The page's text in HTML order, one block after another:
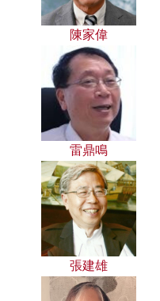
陳家偉
雷鼎鳴
張建雄